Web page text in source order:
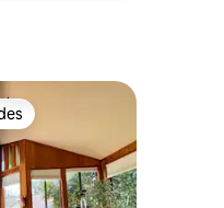
dos hóspedes